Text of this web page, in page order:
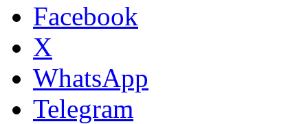
Facebook
X
WhatsApp
Telegram